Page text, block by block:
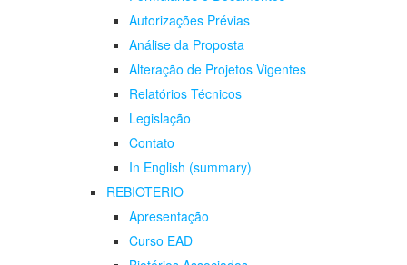
Autorizações Prévias
Análise da Proposta
Alteração de Projetos Vigentes
Relatórios Técnicos
Legislação
Contato
In English (summary)
REBIOTERIO
Apresentação
Curso EAD